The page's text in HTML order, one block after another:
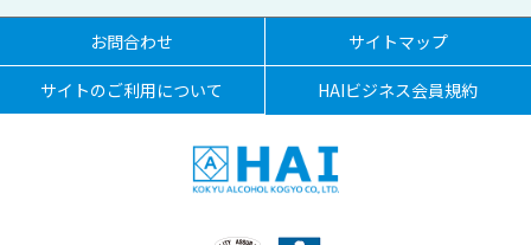
お問合わせ サイトマップ
サイトのご利用について HAIビジネス会員規約